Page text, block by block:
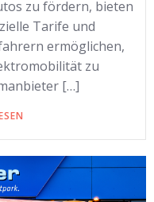
zu fördern, bieten
Tarife und
ermöglichen,
zu
[…]